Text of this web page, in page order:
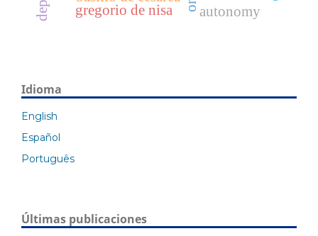
gregorio de nisa
autonomy
Idioma
English
Español
Português
Últimas publicaciones